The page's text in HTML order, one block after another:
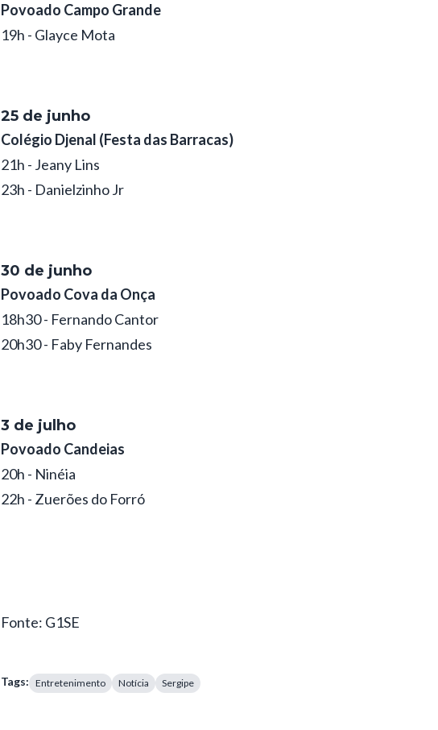
Povoado Campo Grande
19h - Glayce Mota
25 de junho
Colégio Djenal (Festa das Barracas)
21h - Jeany Lins
23h - Danielzinho Jr
30 de junho
Povoado Cova da Onça
18h30 - Fernando Cantor
20h30 - Faby Fernandes
3 de julho
Povoado Candeias
20h - Ninéia
22h - Zuerões do Forró
Fonte: G1SE
Tags: Entretenimento Notícia Sergipe